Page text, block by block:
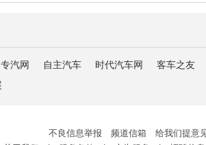
专汽网 自主汽车 时代汽车网 客车之友
不良信息举报 频道信箱 给我们提意